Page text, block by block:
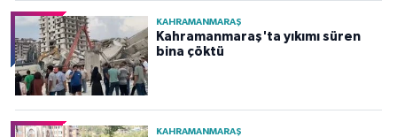
KAHRAMANMARAŞ
Kahramanmaraş'ta yıkımı süren
bina çöktü
KAHRAMANMARAŞ